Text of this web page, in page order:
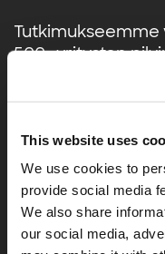
This website uses
We use cookies to
provide social media
We also share
our social media,
Tutkimukseemme
500 -yritysten
johtajaa.
riippumaton
Lataa
Etunimi